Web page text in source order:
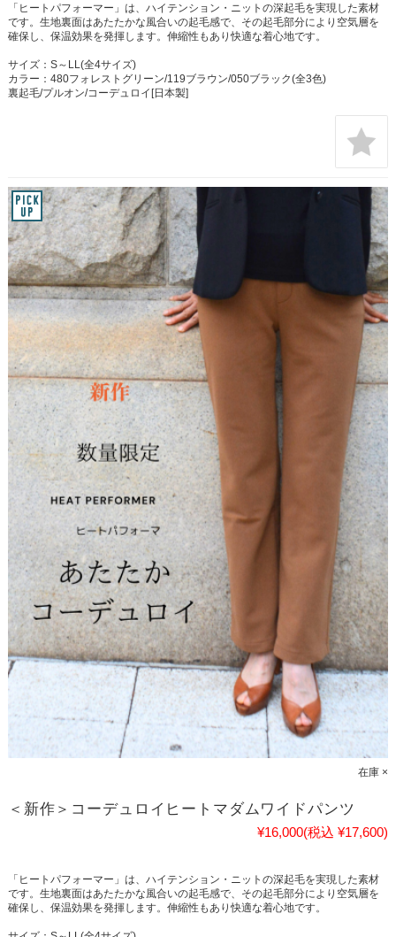
「ヒートパフォーマー」は、ハイテンション・ニットの深起毛を実現した素材
です。生地裏面はあたたかな風合いの起毛感で、その起毛部分により空気層を
確保し、保温効果を発揮します。伸縮性もあり快適な着心地です。
サイズ：S～LL(全4サイズ)
カラー：480フォレストグリーン/119ブラウン/050ブラック(全3色)
裏起毛/プルオン/コーデュロイ[日本製]
在庫 ×
＜新作＞コーデュロイヒートマダムワイドパンツ
¥16,000(税込 ¥17,600)
「ヒートパフォーマー」は、ハイテンション・ニットの深起毛を実現した素材
です。生地裏面はあたたかな風合いの起毛感で、その起毛部分により空気層を
確保し、保温効果を発揮します。伸縮性もあり快適な着心地です。